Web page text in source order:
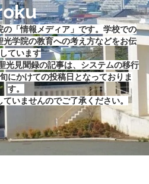
「情報メディア」です。学校での
学院の教育への考え方などをお伝
ています
見聞録の記事は、 システムの移行
にかけての投稿日となっておりま
す。
いませんのでご了承ください。